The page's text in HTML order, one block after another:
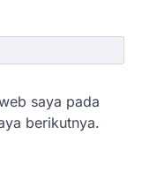
saya pada
berikutnya.